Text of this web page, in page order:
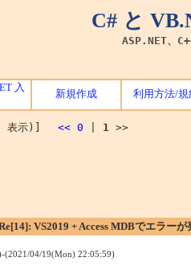
C# と
ASP.NET、
入
新規作成 利用方法/規
表示)] << 0 1 >>
VS2019 + Access MDBでエラーが
(2021/04/19(Mon) 22:05:59)